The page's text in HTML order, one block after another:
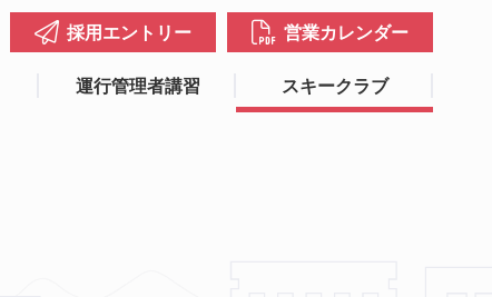
運行管理者講習 スキークラブ
採用エントリー 営業カレンダー